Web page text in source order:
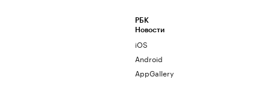
РБК
Новости
iOS
Android
AppGallery